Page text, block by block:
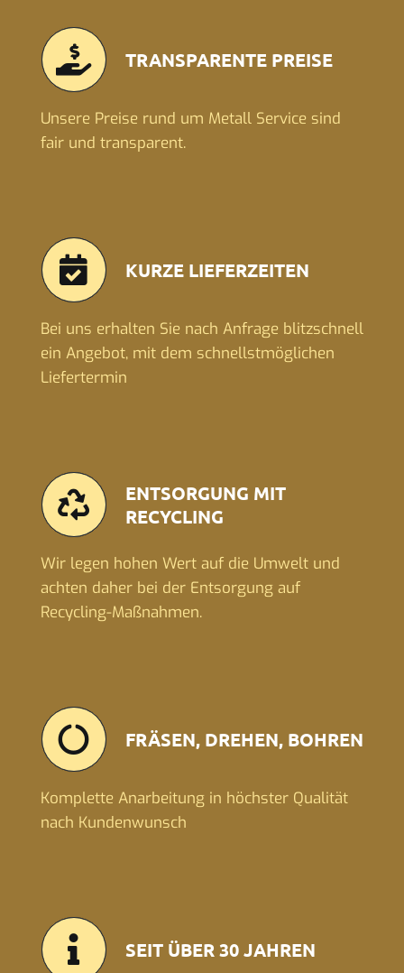
TRANSPARENTE PREISE
Unsere Preise rund um Metall Service sind
fair und transparent.
KURZE LIEFERZEITEN
Bei uns erhalten Sie nach Anfrage blitzschnell
ein Angebot, mit dem schnellstmöglichen
Liefertermin
ENTSORGUNG MIT
RECYCLING
Wir legen hohen Wert auf die Umwelt und
achten daher bei der Entsorgung auf
Recycling-Maßnahmen.
FRÄSEN, DREHEN, BOHREN
Komplette Anarbeitung in höchster Qualität
nach Kundenwunsch
SEIT ÜBER 30 JAHREN